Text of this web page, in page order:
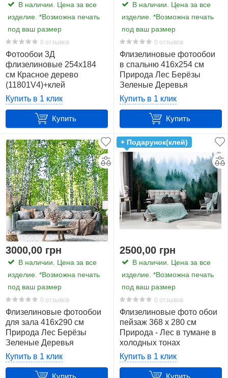
В наличии. Цена за все
изделие. *Возможна печать
под ваш размер
0 отзывов
Фотообои 3Д
флизелиновые 254x184
см Красное дерево
(11801V4)+клей
Купить в 1 клик
Купить
В наличии. Цена за все
изделие. *Возможна печать
под ваш размер
0 отзывов
Флизелиновые фотообои
в спальню 416x254 см
Природа Лес Берёзы
Зеленые Деревья
(14182VEXXXL)+клей
Купить в 1 клик
Купить
3000,00 грн
В наличии. Цена за все
изделие. *Возможна печать
под ваш размер
0 отзывов
Флизелиновые фотообои
для зала 416x290 см
Природа Лес Берёзы
Зеленые Деревья
(14182VEXXXXL)+клей
Купить в 1 клик
Купить
+ Подарунок(клей)
2500,00 грн
В наличии. Цена за все
изделие. *Возможна печать
под ваш размер
0 отзывов
Флизелиновые фото обои
пейзаж 368 x 280 см
Природа - Лес в тумане в
холодных тонах
(13757V10)+клей
Купить в 1 клик
Купить